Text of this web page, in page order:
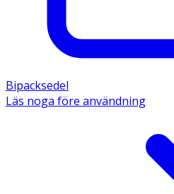
Bipacksedel
Läs noga före användning